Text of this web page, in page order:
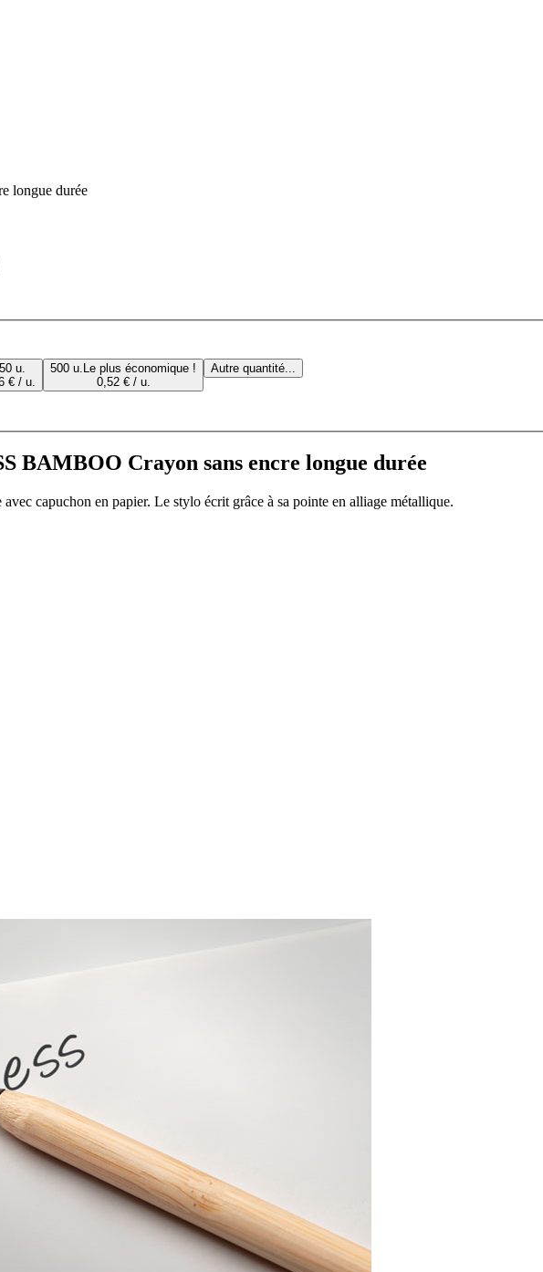
longue durée
u.
€ / u.
500 u. Le plus économique !
0,52 € / u.
Autre quantité...
BAMBOO Crayon sans encre longue durée
capuchon en papier. Le stylo écrit grâce à sa pointe en alliage métallique.